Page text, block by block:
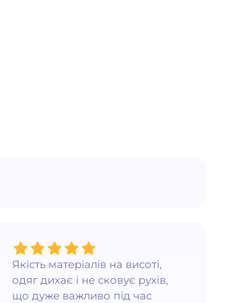
Якість матеріалів на висоті,
одяг дихає і не сковує рухів,
що дуже важливо під час